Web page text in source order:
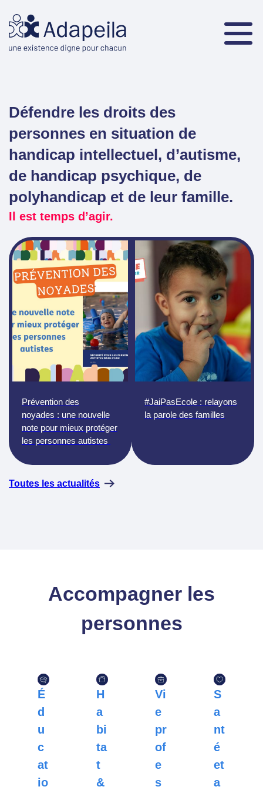
Défendre les droits des
personnes en situation de
handicap intellectuel, d’autisme,
de handicap psychique, de
polyhandicap et de leur famille.
Il est temps d’agir.
Prévention des
noyades : une nouvelle
note pour mieux protéger
les personnes autistes
#JaiPasEcole : relayons
la parole des familles
Toutes les actualités
Accompagner les
personnes
É
d
u
c
at
io
H
a
bi
ta
t
&
Vi
e
pr
of
e
s
S
a
nt
é
et
a